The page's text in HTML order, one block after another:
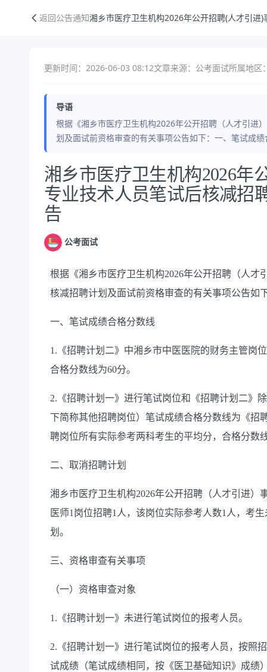
返回公告通知湘乡市医疗卫生机构2026年公开招聘(人才引进
更新时间：2026-06-03 08:12文章来源：公考面试所属地区
导语
根据《湘乡市医疗卫生机构2026年公开招聘（人才引进
划及面试前资格审查的有关事项公告如下：一、笔试成
公告正文
湘乡市医疗卫生机构2026年
专业技术人员笔试后核减招
告
公考面试
根据《湘乡市医疗卫生机构2026年公开招聘（人
核减招聘计划及面试前资格审查的有关事项公告如
一、笔试成绩合格分数线
1.《招聘计划二》中湘乡市中医医院的财务主管岗
合格分数线为60分。
2.《招聘计划一》进行笔试岗位和《招聘计划二》
下简称其他招聘岗位）笔试成绩合格分数线为《招
聘岗位所有实际参考两科考生的平均分，合格分数
二、取消招聘计划
湘乡市医疗卫生机构2026年公开招聘（人才引进
医师1岗位招聘1人，该岗位实际参考人数1人，考
划。
三、资格审查有关事项
（一）资格审查对象
1.《招聘计划一》未进行笔试岗位的报考人员。
2.《招聘计划一》进行笔试岗位的报考人员，按照
试成绩（笔试成绩相同，按《医卫基础知识》成绩